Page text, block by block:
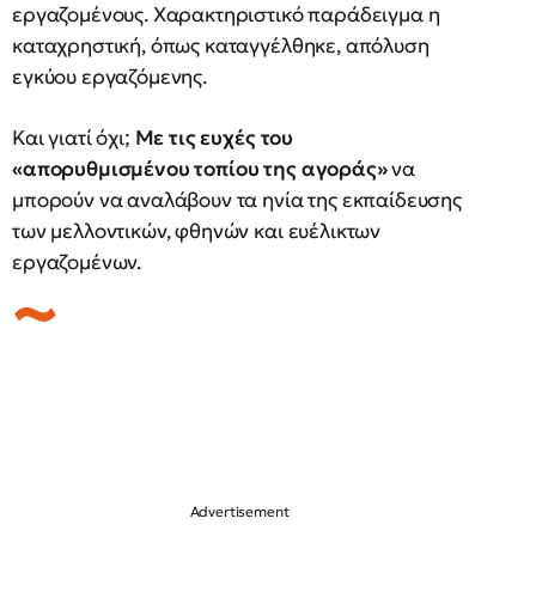
εργαζομένους. Χαρακτηριστικό παράδειγμα η
καταχρηστική, όπως καταγγέλθηκε, απόλυση
εγκύου εργαζόμενης.
Και γιατί όχι; Με τις ευχές του
«απορυθμισμένου τοπίου της αγοράς»να
μπορούν να αναλάβουν τα ηνία της εκπαίδευσης
των μελλοντικών, φθηνών και ευέλικτων
εργαζομένων.